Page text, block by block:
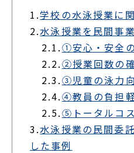
1.学校の水泳授業に
2.水泳授業を民間事
2.1.①安心・安全
2.2.②授業回数の
2.3.③児童の泳力
2.4.④教員の負担
2.5.⑤トータルコ
3.水泳授業の民間委
した事例